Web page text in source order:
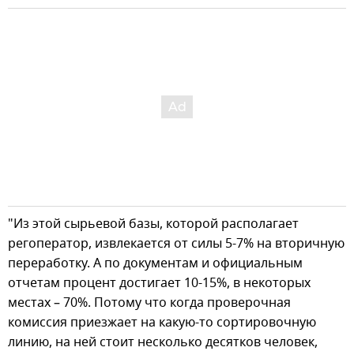
"Из этой сырьевой базы, которой располагает
регоператор, извлекается от силы 5-7% на вторичную
переработку. А по документам и официальным
отчетам процент достигает 10-15%, в некоторых
местах – 70%. Потому что когда проверочная
комиссия приезжает на какую-то сортировочную
линию, на ней стоит несколько десятков человек,